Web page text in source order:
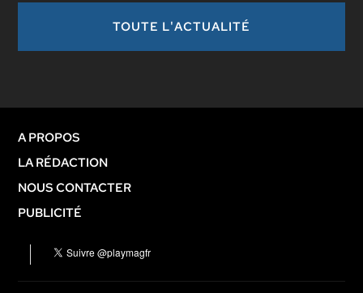
TOUTE L'ACTUALITÉ
A PROPOS
LA RÉDACTION
NOUS CONTACTER
PUBLICITÉ